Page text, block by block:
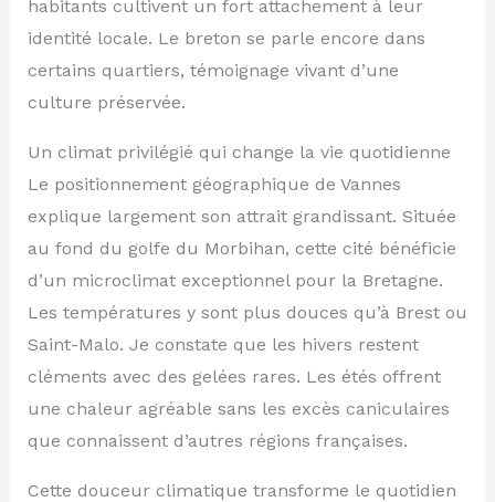
habitants cultivent un fort attachement à leur
identité locale. Le breton se parle encore dans
certains quartiers, témoignage vivant d’une
culture préservée.
Un climat privilégié qui change la vie quotidienne
Le positionnement géographique de Vannes
explique largement son attrait grandissant. Située
au fond du golfe du Morbihan, cette cité bénéficie
d’un microclimat exceptionnel pour la Bretagne.
Les températures y sont plus douces qu’à Brest ou
Saint-Malo. Je constate que les hivers restent
cléments avec des gelées rares. Les étés offrent
une chaleur agréable sans les excès caniculaires
que connaissent d’autres régions françaises.
Cette douceur climatique transforme le quotidien